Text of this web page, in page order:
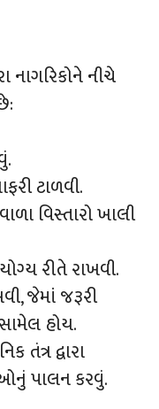
નાગરિકોને નીચે
ટાળવી.
વિસ્તારો ખાલી
રીતે રાખવી.
જેમાં જરૂરી
હોય.
તંત્ર દ્વારા
પાલન કરવું.